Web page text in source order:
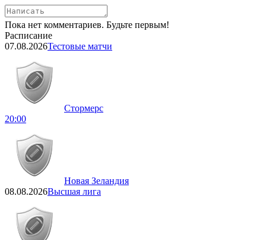
Пока нет комментариев. Будьте первым!
Расписание
07.08.2026Тестовые матчи
Стормерс
20:00
Новая Зеландия
08.08.2026Высшая лига